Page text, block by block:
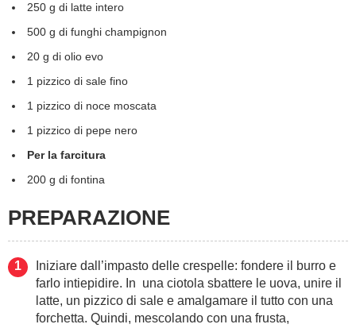
250 g di latte intero
500 g di funghi champignon
20 g di olio evo
1 pizzico di sale fino
1 pizzico di noce moscata
1 pizzico di pepe nero
Per la farcitura
200 g di fontina
PREPARAZIONE
Iniziare dall’impasto delle crespelle: fondere il burro e
farlo intiepidire. In una ciotola sbattere le uova, unire il
latte, un pizzico di sale e amalgamare il tutto con una
forchetta. Quindi, mescolando con una frusta,